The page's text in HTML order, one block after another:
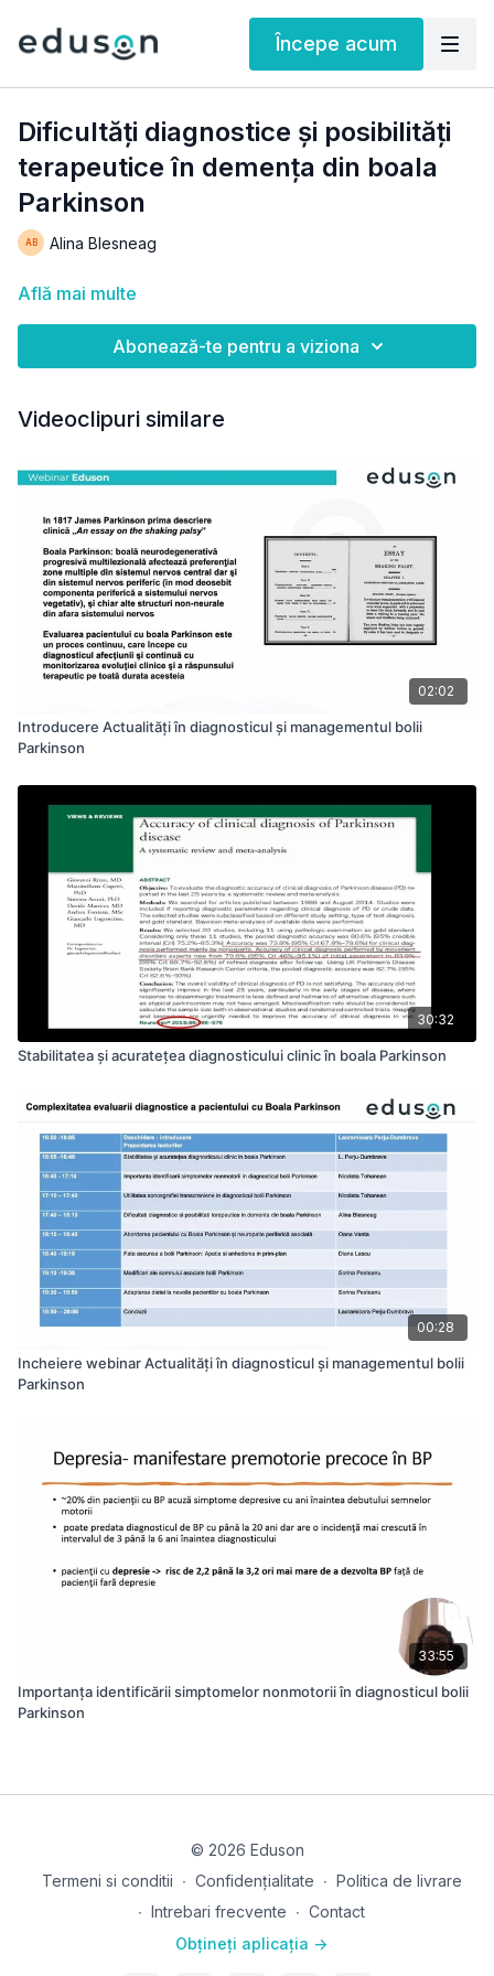
Începe acum
Dificultăți diagnostice și posibilități
terapeutice în demența din boala
Parkinson
Alina Blesneag
Află mai multe
Abonează-te pentru a viziona
Videoclipuri similare
02:02
Introducere Actualități în diagnosticul și managementul bolii
Parkinson
30:32
Stabilitatea și acuratețea diagnosticului clinic în boala Parkinson
00:28
Incheiere webinar Actualități în diagnosticul și managementul bolii
Parkinson
33:55
Importanța identificării simptomelor nonmotorii în diagnosticul bolii
Parkinson
© 2026 Eduson
Termeni si conditii ∙ Confidențialitate ∙ Politica de livrare
∙ Intrebari frecvente ∙ Contact
Obțineți aplicația ->